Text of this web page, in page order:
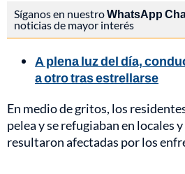
Síganos en nuestroWhatsApp
noticias de mayor interés
A plena luz del día,
a otro tras estrellarse
En medio de gritos, los
pelea y se refugiaban en locales y
resultaron afectadas por los